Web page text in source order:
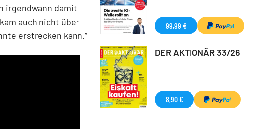
irgendwann damit
auch nicht über
erstrecken kann.“
99,99 €
DER AKTIONÄR 33/26
8,90 €